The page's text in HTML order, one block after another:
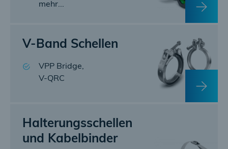
mehr...
V-Band Schellen
VPP Bridge,
V-QRC
Halterungsschellen
und Kabelbinder